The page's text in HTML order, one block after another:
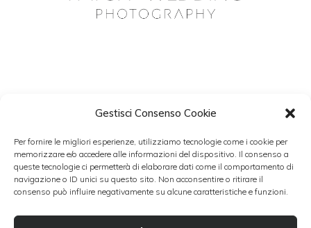
Gestisci Consenso Cookie
Per fornire le migliori esperienze, utilizziamo tecnologie come i cookie per
memorizzare e/o accedere alle informazioni del dispositivo. Il consenso a
queste tecnologie ci permetterà di elaborare dati come il comportamento di
navigazione o ID unici su questo sito. Non acconsentire o ritirare il
consenso può influire negativamente su alcune caratteristiche e funzioni.
Resta aggiornato con Patch Wedding.